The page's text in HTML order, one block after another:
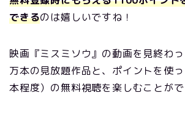
できるのは嬉しいですね！
映画『ミスミソウ』の動画を見終わ
万本の見放題作品と、ポイントを使
本程度）の無料視聴を楽しむことがで